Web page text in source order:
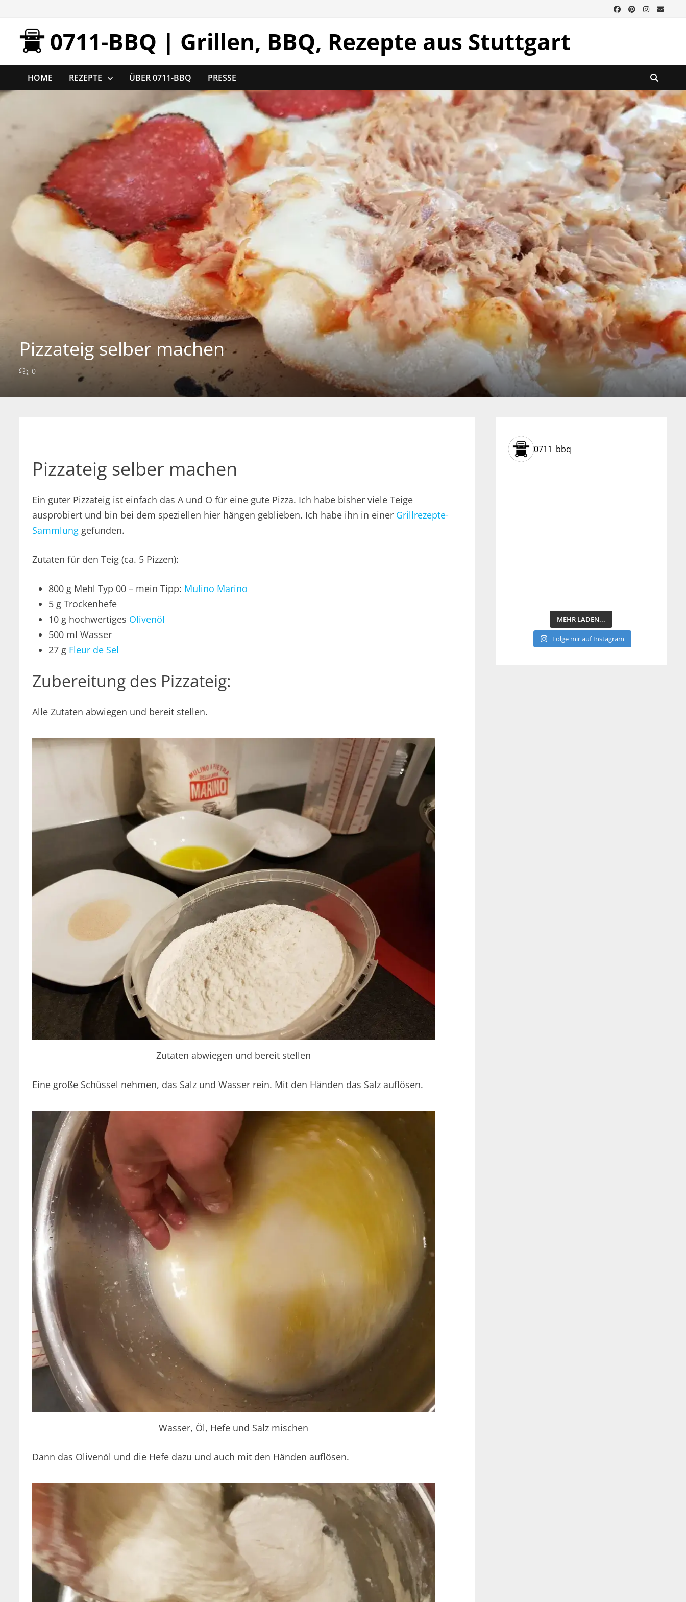
Inhalt
0711-BBQ | Grillen, BBQ, Rezepte aus Stuttgart
HOME REZEPTE ÜBER 0711-BBQ PRESSE
Pizzateig selber machen
0
Pizzateig selber machen
Ein guter Pizzateig ist einfach das A und O für eine gute Pizza. Ich habe bisher viele Teige
ausprobiert und bin bei dem speziellen hier hängen geblieben. Ich habe ihn in einer Grillrezepte-
Sammlung gefunden.
Zutaten für den Teig (ca. 5 Pizzen):
800 g Mehl Typ 00 – mein Tipp: Mulino Marino
5 g Trockenhefe
10 g hochwertiges Olivenöl
500 ml Wasser
27 g Fleur de Sel
Zubereitung des Pizzateig:
Alle Zutaten abwiegen und bereit stellen.
Zutaten abwiegen und bereit stellen
Eine große Schüssel nehmen, das Salz und Wasser rein. Mit den Händen das Salz auflösen.
Wasser, Öl, Hefe und Salz mischen
Dann das Olivenöl und die Hefe dazu und auch mit den Händen auflösen.
0711_bbq
MEHR LADEN...
Folge mir auf Instagram